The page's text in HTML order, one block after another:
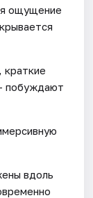
ощущение
краткие
побуждают
вдоль